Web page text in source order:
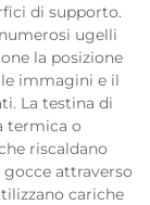
di supporto.
ugelli
la posizione
immagini e il
La testina di
termica o
riscaldano
attraverso
cariche